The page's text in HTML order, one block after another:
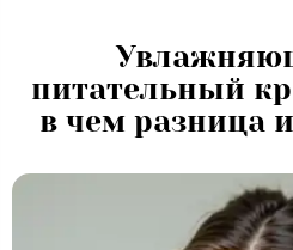
питательный
в чем разница